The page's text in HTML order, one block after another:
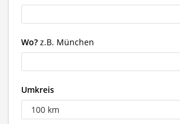
Wo? z.B. München
Umkreis